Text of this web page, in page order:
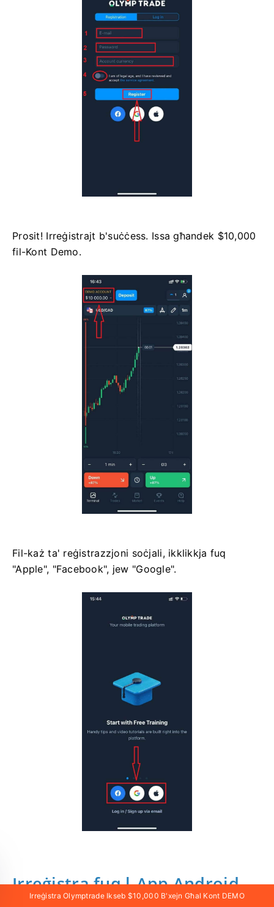
Prosit! Irreġistrajt b'suċċess. Issa għandek $10,000
fil-Kont Demo.
Fil-każ ta' reġistrazzjoni soċjali, ikklikkja fuq
"Apple", "Facebook", jew "Google".
Irreġistra fuq l-App Android
Irreġistra Olymptrade Ikseb $10,000 B'xejn Għal Kont DEMO